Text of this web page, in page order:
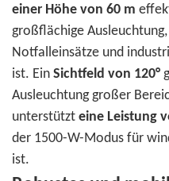
einer Höhe von 60 m
großflächige
Notfalleinsätze und
ist. Ein Sichtfeld von 120°
Ausleuchtung großer
unterstützt eine Leistung
der 1500-W-Modus für
ist.